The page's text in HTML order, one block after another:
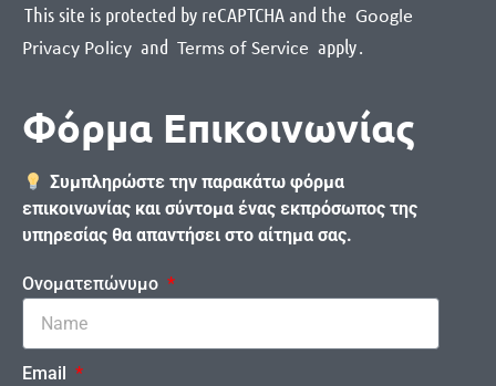
This site is protected by reCAPTCHA and the Google
Privacy Policy and Terms of Service apply.
Φόρμα Επικοινωνίας
Συμπληρώστε την παρακάτω φόρμα
επικοινωνίας και σύντομα ένας εκπρόσωπος της
υπηρεσίας θα απαντήσει στο αίτημα σας.
Ονοματεπώνυμο
Email